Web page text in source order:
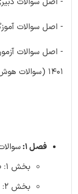
- اصل سوالات آموزگاری 28
1401 (سوالات هوش و اطلاعات عمومی)
فصل 1:
بخش 1: طرح کلی اندیشه اسلامی (158 سوال)
بخش 2: همرزمان حسین (ع) (154 سوال)